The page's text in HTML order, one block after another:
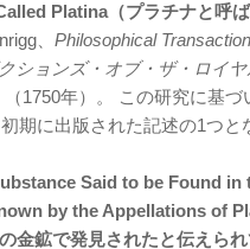
Platina（プラチナと呼
、 Philosophical
ションズ・オブ・ザ・ロイ
（1750年）。 この研究に基
期に出版された記述の1つと
Said to be Found in
by the Appellations of
金鉱で発見されたと伝えられ